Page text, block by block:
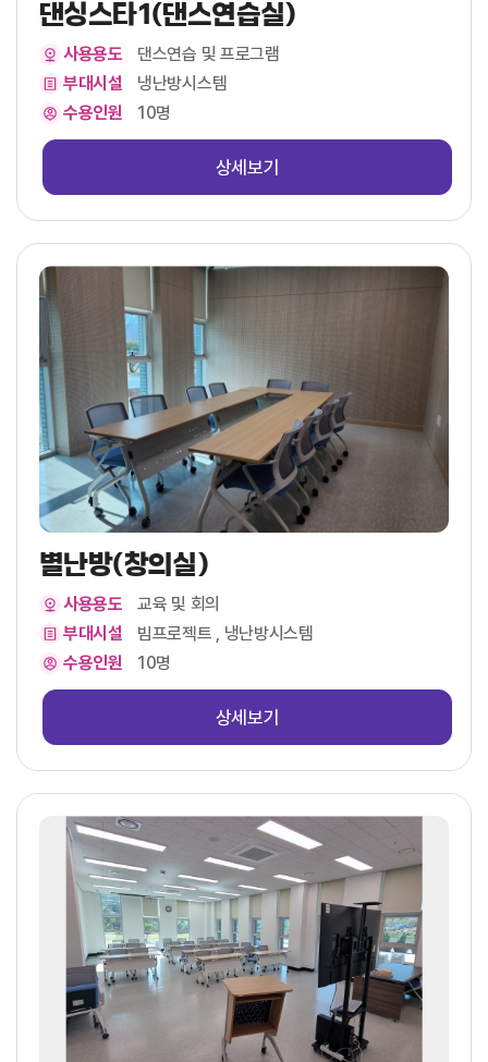
댄싱스타1(댄스연습실)
사용용도
댄스연습 및 프로그램
부대시설
냉난방시스템
수용인원
10명
상세보기
별난방(창의실)
사용용도
교육 및 회의
부대시설
빔프로젝트 , 냉난방시스템
수용인원
10명
상세보기